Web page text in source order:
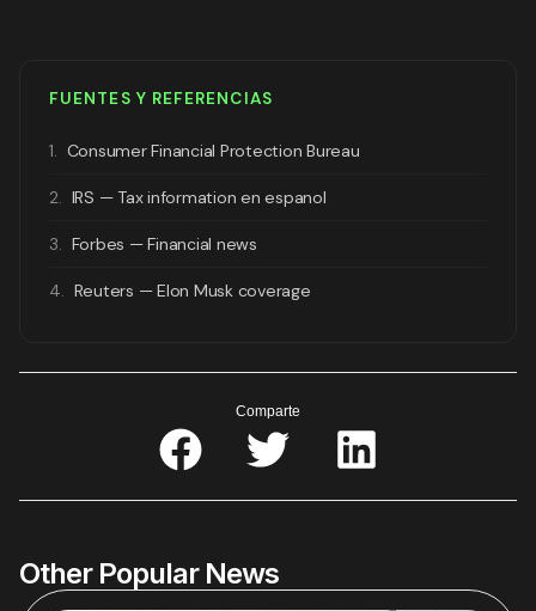
FUENTES Y REFERENCIAS
1. Consumer Financial Protection Bureau
2. IRS — Tax information en espanol
3. Forbes — Financial news
4. Reuters — Elon Musk coverage
Comparte
Other Popular News